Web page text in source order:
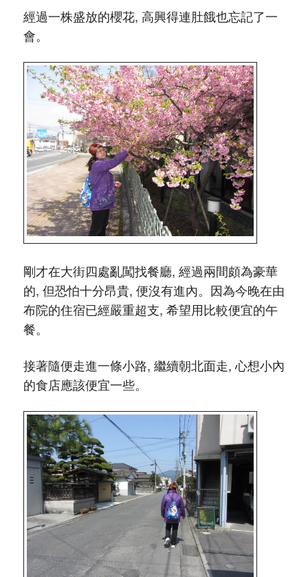
經過一株盛放的櫻花, 高興得連肚餓也忘記了一
會。
剛才在大街四處亂闖找餐廳, 經過兩間頗為豪華
的, 但恐怕十分昂貴, 便沒有進內。因為今晚在由
布院的住宿已經嚴重超支, 希望用比較便宜的午
餐。
接著隨便走進一條小路, 繼續朝北面走, 心想小內
的食店應該便宜一些。